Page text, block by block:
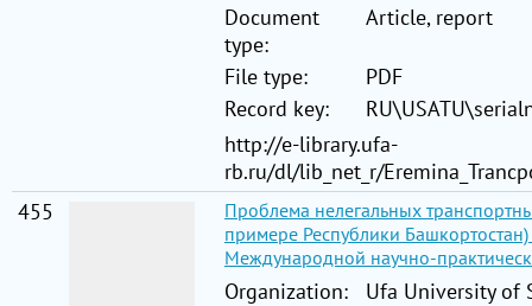
Document
type:
Article, report
File type:
PDF
Record key:
http://e-library.ufa-
rb.ru/dl/lib_net_r/
455
Проблема нелегальных
примере Республики
Международной научно-
Organization:
Ufa University of